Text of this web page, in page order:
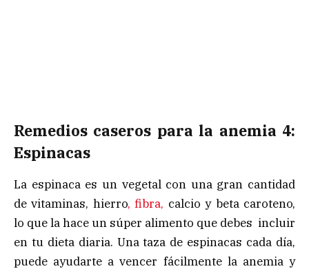
Remedios caseros para la anemia 4:
Espinacas
La espinaca es un vegetal con una gran cantidad
de vitaminas, hierro, fibra, calcio y beta caroteno,
lo que la hace un súper alimento que debes incluir
en tu dieta diaria. Una taza de espinacas cada día,
puede ayudarte a vencer fácilmente la anemia y